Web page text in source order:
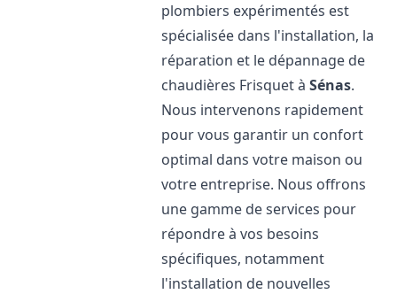
plombiers expérimentés est
spécialisée dans l'installation, la
réparation et le dépannage de
chaudières Frisquet àSénas.
Nous intervenons rapidement
pour vous garantir un confort
optimal dans votre maison ou
votre entreprise. Nous offrons
une gamme de services pour
répondre à vos besoins
spécifiques, notamment
l'installation de nouvelles